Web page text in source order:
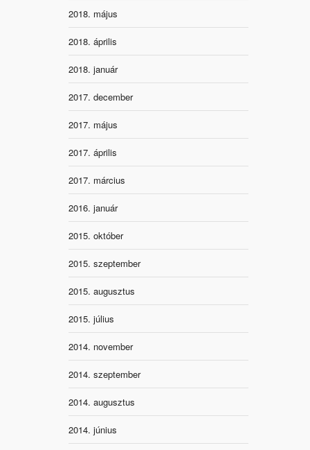
2018. május
2018. április
2018. január
2017. december
2017. május
2017. április
2017. március
2016. január
2015. október
2015. szeptember
2015. augusztus
2015. július
2014. november
2014. szeptember
2014. augusztus
2014. június